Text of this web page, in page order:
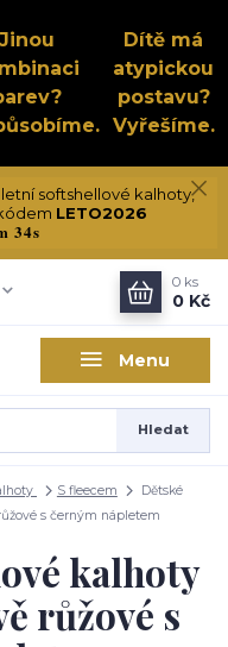
Jinou
Dítě má
atypickou
postavu?
Vyřešíme.
softshellové kalhoty,
LETO2026
33s
Menu
Hledat
0 ks
0 Kč
S fleecem
Dětské
s černým nápletem
kalhoty
růžové s